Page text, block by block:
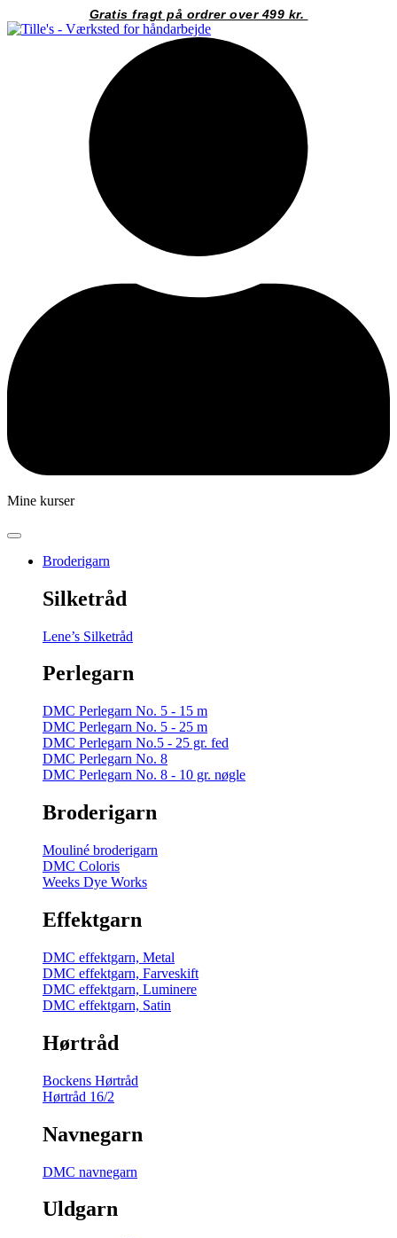
til
Gratis fragt på ordrer over 499 kr.
Mine kurser
Broderigarn
Silketråd
Lene’s Silketråd
Perlegarn
DMC Perlegarn No. 5 - 15 m
DMC Perlegarn No. 5 - 25 m
DMC Perlegarn No.5 - 25 gr. fed
DMC Perlegarn No. 8
DMC Perlegarn No. 8 - 10 gr. nøgle
Broderigarn
Mouliné broderigarn
DMC Coloris
Weeks Dye Works
Effektgarn
DMC effektgarn, Metal
DMC effektgarn, Farveskift
DMC effektgarn, Luminere
DMC effektgarn, Satin
Hørtråd
Bockens Hørtråd
Hørtråd 16/2
Navnegarn
DMC navnegarn
Uldgarn